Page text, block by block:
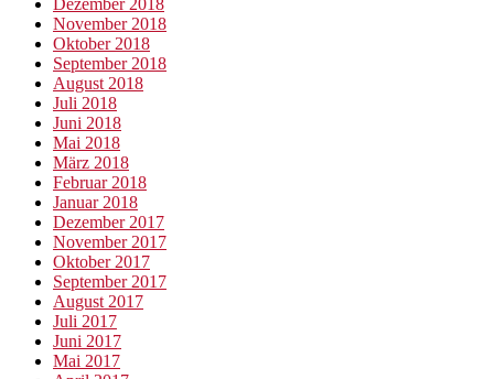
Dezember 2018
November 2018
Oktober 2018
September 2018
August 2018
Juli 2018
Juni 2018
Mai 2018
März 2018
Februar 2018
Januar 2018
Dezember 2017
November 2017
Oktober 2017
September 2017
August 2017
Juli 2017
Juni 2017
Mai 2017